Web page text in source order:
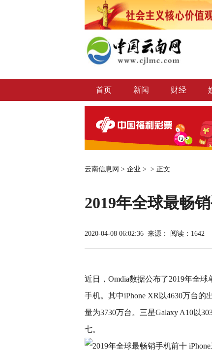
首页 新闻 财经
云南信息网 > 企业 > > 正文
2019年全球最畅
2020-04-08 06:02:36 来源： 阅读：1642
近日，Omdia数据公布了2019年全
手机。其中iPhone XR以4630万台的
量为3730万台。三星Galaxy A10以
七。